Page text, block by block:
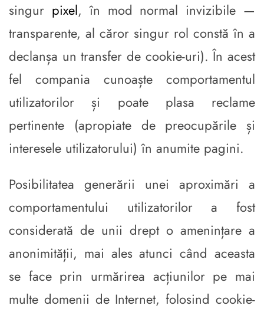
singur pixel, în mod normal invizibile —
transparente, al căror singur rol constă în a
declanșa un transfer de cookie-uri). În acest
fel compania cunoaște comportamentul
utilizatorilor și poate plasa reclame
pertinente (apropiate de preocupările și
interesele utilizatorului) în anumite pagini.
Posibilitatea generării unei aproximări a
comportamentului utilizatorilor a fost
considerată de unii drept o amenințare a
anonimității, mai ales atunci când aceasta
se face prin urmărirea acțiunilor pe mai
multe domenii de Internet, folosind cookie-